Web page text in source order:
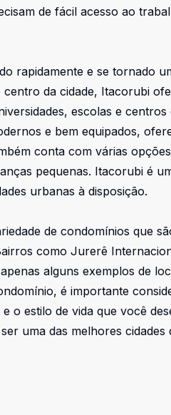
de fácil acesso ao
rapidamente e se tornado
da cidade, Itacorubi
escolas e centros
e bem equipados,
conta com várias
pequenas. Itacorubi é
urbanas à disposição.
de condomínios que
como Jurerê
alguns exemplos de
é importante
o estilo de vida que você
uma das melhores